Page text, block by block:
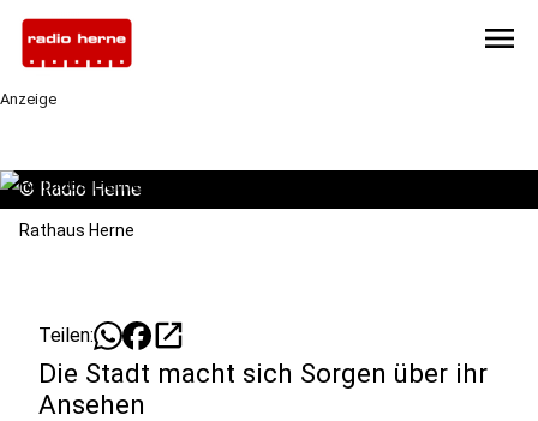
menu
Anzeige
© Radio Herne
Rathaus Herne
Teilen: open_in_new
Die Stadt macht sich Sorgen über ihr
Ansehen